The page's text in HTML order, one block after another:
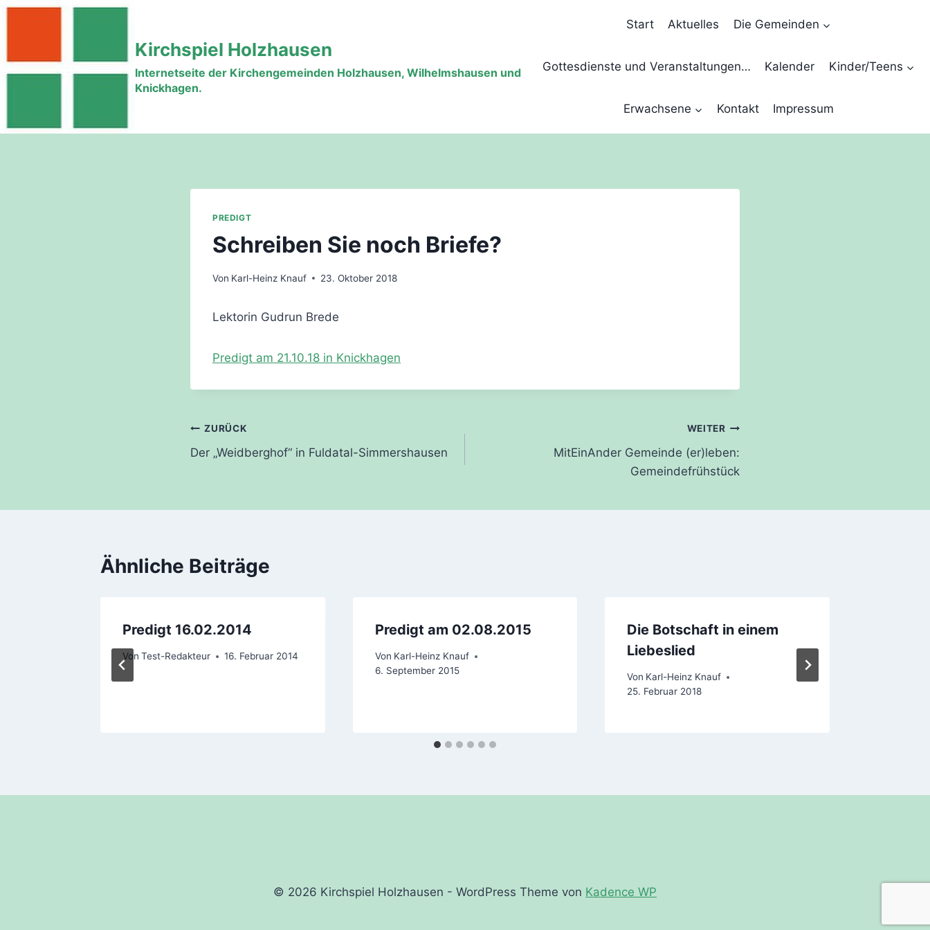
Zum
Kirchspiel Holzhausen
Internetseite der Kirchengemeinden Holzhausen, Wilhelmshausen und
Knickhagen.
Start Aktuelles Die Gemeinden
Gottesdienste und Veranstaltungen… Kalender Kinder/Teens
Erwachsene Kontakt Impressum
PREDIGT
Schreiben Sie noch Briefe?
Von Karl-Heinz Knauf 23. Oktober 2018
Lektorin Gudrun Brede
Predigt am 21.10.18 in Knickhagen
Beitragsnavigation
ZURÜCK
Der „Weidberghof“ in Fuldatal-Simmershausen
WEITER
MitEinAnder Gemeinde (er)leben:
Gemeindefrühstück
Ähnliche Beiträge
Predigt 16.02.2014
Von Test-Redakteur 16. Februar 2014
Predigt am 02.08.2015
Von Karl-Heinz Knauf
6. September 2015
Die Botschaft in einem
Liebeslied
Von Karl-Heinz Knauf
25. Februar 2018
© 2026 Kirchspiel Holzhausen - WordPress Theme von Kadence WP